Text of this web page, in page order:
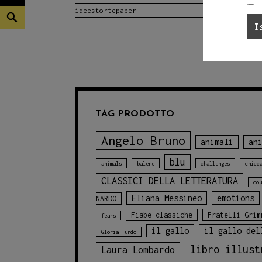
Search
ideestortepaper
TAG PRODOTTO
Angelo Bruno animali
animals balene blu challenges
CLASSICI DELLA LETTERATURA
NARDO
Eliana Messineo emotions
fears Fiabe classiche Fratelli
Gloria Tundo il gallo il gallo
Laura Lombardo libro